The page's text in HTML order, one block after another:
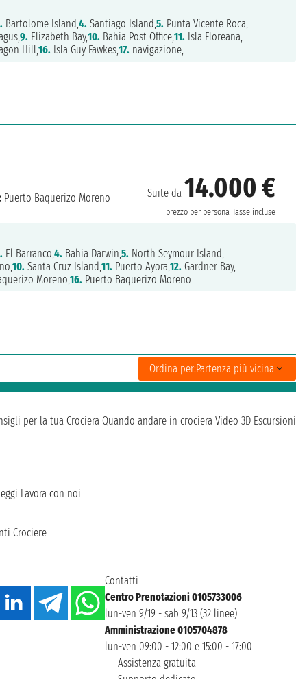
Bartolome Island,4. Santiago Island,5. Punta Vicente Roca,
9. Elizabeth Bay,10. Bahia Post Office,11. Isla Floreana,
Hill,16. Isla Guy Fawkes,17. navigazione,
Suite da 14.000 €
prezzo per persona Tasse incluse
Puerto Baquerizo Moreno
El Barranco,4. Bahia Darwin,5. North Seymour Island,
10. Santa Cruz Island,11. Puerto Ayora,12. Gardner Bay,
Moreno,16. Puerto Baquerizo Moreno
Ordina per:Partenza più vicina
per la tua Crociera Quando andare in crociera Video 3D Escursioni
Lavora con noi
Crociere
Contatti
Centro Prenotazioni 0105733006
lun-ven 9/19 - sab 9/13 (32 linee)
Amministrazione 0105704878
lun-ven 09:00 - 12:00 e 15:00 - 17:00
Assistenza gratuita